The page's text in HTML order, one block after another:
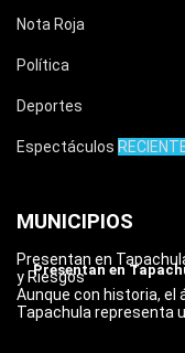
Nota Roja
Política
Deportes
Espectáculos
MUNICIPIOS
Presentan en
Presentan en
y Riesgos
Aunque con historia, el
Tapachula representa